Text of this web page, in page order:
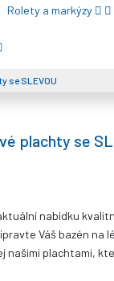
Rolety a markýzy
se SLEVOU
plachty se
nabídku
Váš bazén na
našimi plachtami,